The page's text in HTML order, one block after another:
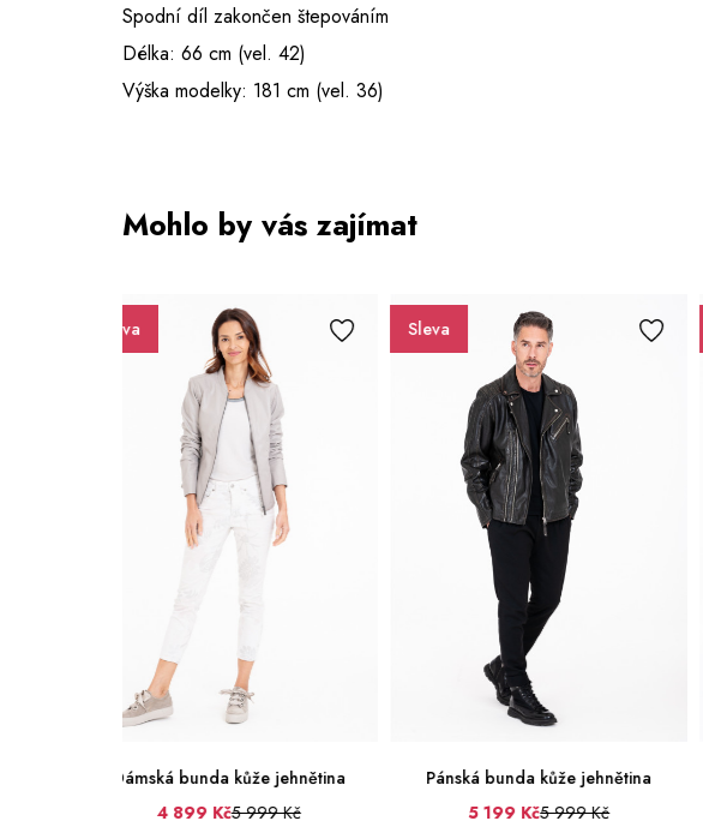
Spodní díl zakončen štepováním
Délka: 66 cm (vel. 42)
Výška modelky: 181 cm (vel. 36)
Mohlo by vás zajímat
Pánská bunda kůže jehnětina
5 199 Kč5 999 Kč
Dámská bunda kůže jehnětina
4 799 Kč5 999 Kč